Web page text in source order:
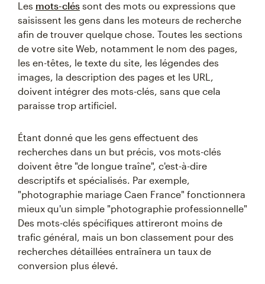
Les mots-clés sont des mots ou expressions que
saisissent les gens dans les moteurs de recherche
afin de trouver quelque chose. Toutes les sections
de votre site Web, notamment le nom des pages,
les en-têtes, le texte du site, les légendes des
images, la description des pages et les URL,
doivent intégrer des mots-clés, sans que cela
paraisse trop artificiel.
Étant donné que les gens effectuent des
recherches dans un but précis, vos mots-clés
doivent être "de longue traîne", c'est-à-dire
descriptifs et spécialisés. Par exemple,
"photographie mariage Caen France" fonctionnera
mieux qu'un simple "photographie professionnelle"
Des mots-clés spécifiques attireront moins de
trafic général, mais un bon classement pour des
recherches détaillées entraînera un taux de
conversion plus élevé.